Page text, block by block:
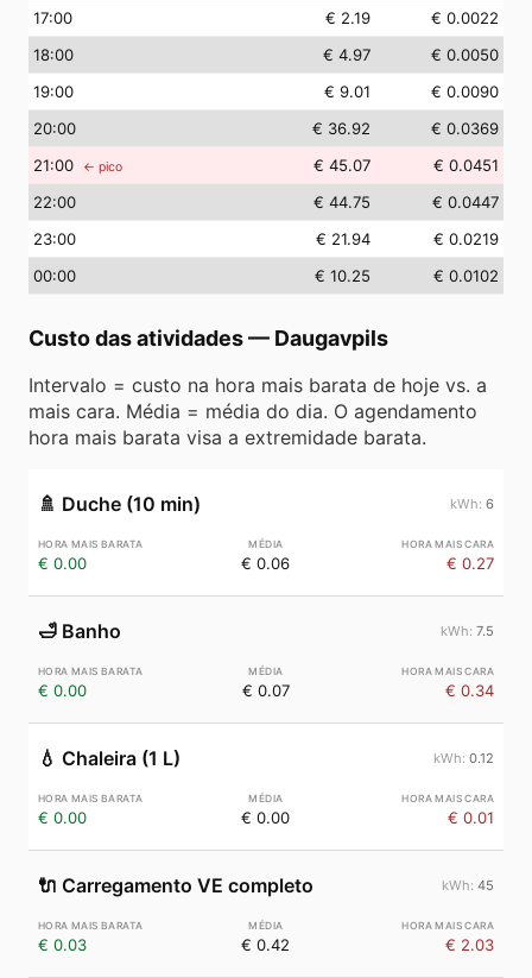
17:00 € 2.19
€ 0.0022
18:00 € 4.97
€ 0.0050
19:00 € 9.01
€ 0.0090
20:00 € 36.92
€ 0.0369
21:00 ← pico € 45.07
€ 0.0451
22:00 € 44.75
€ 0.0447
23:00 € 21.94
€ 0.0219
00:00 € 10.25 € 0.0102
Custo das atividades— Daugavpils
Intervalo = custo na hora mais barata de hoje vs. a
mais cara. Média = média do dia. O agendamento
hora mais barata visa a extremidade barata.
🚿 Duche (10 min) 6
€ 0.00 € 0.06 € 0.27
🛁 Banho 7.5
€ 0.00 € 0.07 € 0.34
💧 Chaleira (1 L) 0.12
€ 0.00 € 0.00 € 0.01
🔌 Carregamento VE completo 45
€ 0.03 € 0.42 € 2.03